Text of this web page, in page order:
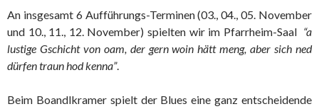
An insgesamt 6 Aufführungs-Terminen (03., 04., 05. November
und 10., 11., 12. November) spielten wir im Pfarrheim-Saal “a
lustige Gschicht von oam, der gern woin hätt meng, aber sich ned
dürfen traun hod kenna”.
Beim Boandlkramer spielt der Blues eine ganz entscheidende